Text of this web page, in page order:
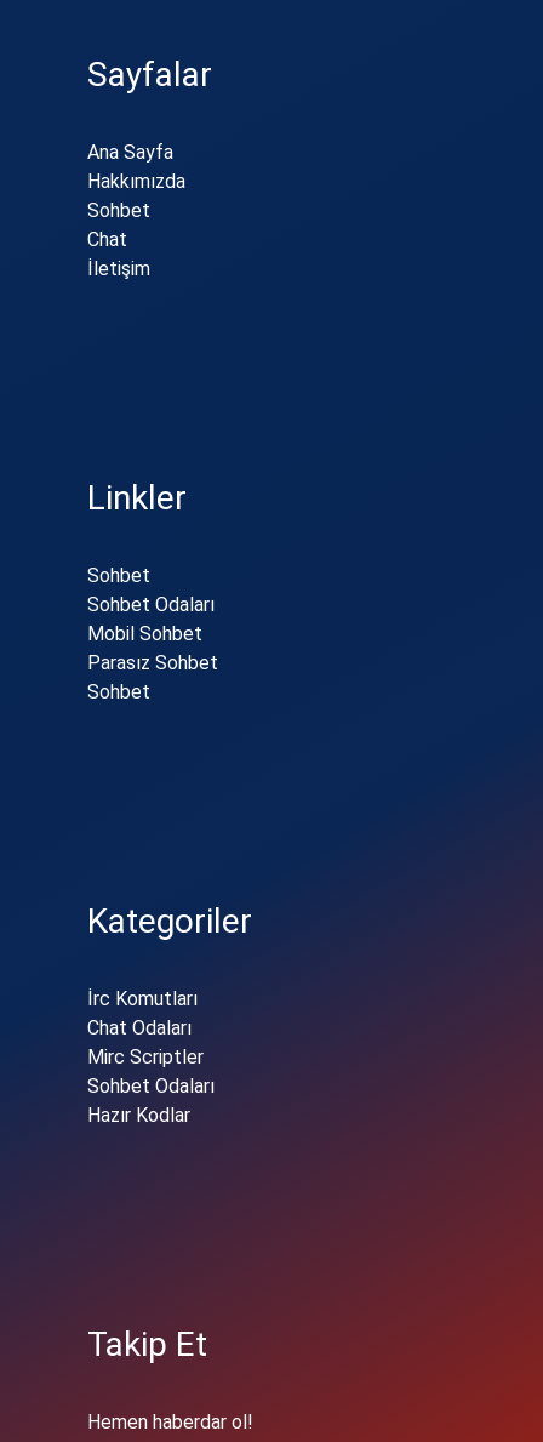
Sayfalar
Ana Sayfa
Hakkımızda
Sohbet
Chat
İletişim
Linkler
Sohbet
Sohbet Odaları
Mobil Sohbet
Parasız Sohbet
Sohbet
Kategoriler
İrc Komutları
Chat Odaları
Mirc Scriptler
Sohbet Odaları
Hazır Kodlar
Takip Et
Hemen haberdar ol!